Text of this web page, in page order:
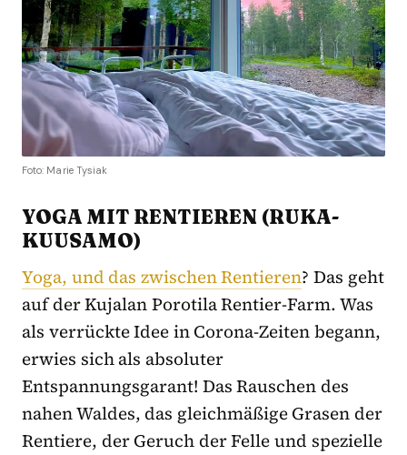
Foto: Marie Tysiak
YOGA MIT RENTIEREN (RUKA-
KUUSAMO)
Yoga, und das zwischen Rentieren? Das geht
auf der Kujalan Porotila Rentier-Farm. Was
als verrückte Idee in Corona-Zeiten begann,
erwies sich als absoluter
Entspannungsgarant! Das Rauschen des
nahen Waldes, das gleichmäßige Grasen der
Rentiere, der Geruch der Felle und spezielle